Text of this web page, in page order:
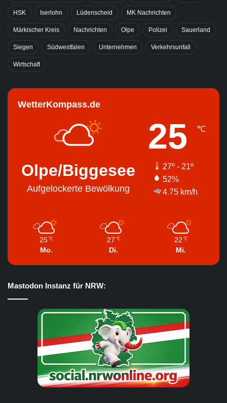
HSK Iserlohn Lüdenscheid MK Nachrichten
Märkischer Kreis Nachrichten Olpe Polizei Sauerland
Siegen Südwestfalen Unternehmen Verkehrsunfall
Wirtschaft
WetterKompass.de
Olpe/Biggesee
Aufgelockerte Bewölkung
25 ℃
27º - 21º
52%
4.75 km/h
25 ℃
Mo.
27 ℃
Di.
22 ℃
Mi.
Mastodon Instanz für NRW: